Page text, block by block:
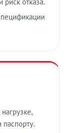
паспорту.